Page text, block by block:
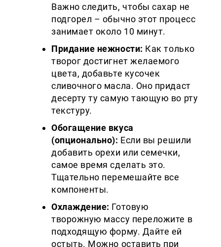
Важно следить, чтобы сахар не
подгорел – обычно этот процесс
занимает около 10 минут.
Придание нежности: Как только
творог достигнет желаемого
цвета, добавьте кусочек
сливочного масла. Оно придаст
десерту ту самую тающую во рту
текстуру.
Обогащение вкуса
(опционально): Если вы решили
добавить орехи или семечки,
самое время сделать это.
Тщательно перемешайте все
компоненты.
Охлаждение: Готовую
творожную массу переложите в
подходящую форму. Дайте ей
остыть. Можно оставить при